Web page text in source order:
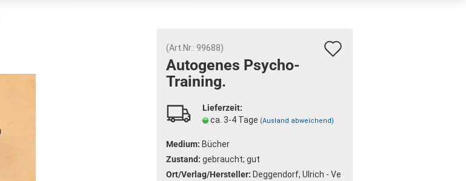
Konto erstellen
(Art.Nr.: 99688)
Au­to­ge­nes Psycho-​
Training.
Lieferzeit:
ca. 3-4 Tage (Ausland abweichend)
Medium: Bücher
Zustand: gebraucht; gut
Ort/Verlag/Hersteller: Deggendorf, Ulrich - Ve